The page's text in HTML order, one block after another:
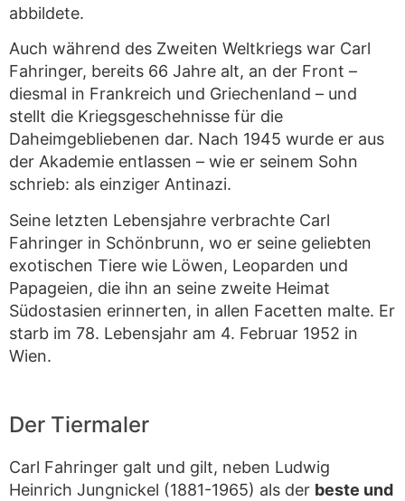
abbildete.
Auch während des Zweiten Weltkriegs war Carl
Fahringer, bereits 66 Jahre alt, an der Front –
diesmal in Frankreich und Griechenland – und
stellt die Kriegsgeschehnisse für die
Daheimgebliebenen dar. Nach 1945 wurde er aus
der Akademie entlassen – wie er seinem Sohn
schrieb: als einziger Antinazi.
Seine letzten Lebensjahre verbrachte Carl
Fahringer in Schönbrunn, wo er seine geliebten
exotischen Tiere wie Löwen, Leoparden und
Papageien, die ihn an seine zweite Heimat
Südostasien erinnerten, in allen Facetten malte. Er
starb im 78. Lebensjahr am 4. Februar 1952 in
Wien.
Der Tiermaler
Carl Fahringer galt und gilt, neben Ludwig
Heinrich Jungnickel (1881-1965) als der beste und